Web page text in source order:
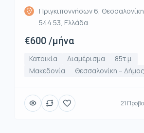
Πριγκιποννήσων 6, Θεσσαλονίκη
544 53, Ελλάδα
€600 /μήνα
Κατοικία Διαμέρισμα
85τ.μ.
Μακεδονία
Θεσσαλονίκη – Δήμος
21